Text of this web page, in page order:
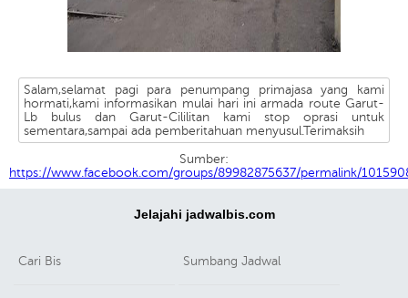
Salam,selamat pagi para penumpang primajasa yang kami
hormati,kami informasikan mulai hari ini armada route Garut-
Lb bulus dan Garut-Cililitan kami stop oprasi untuk
sementara,sampai ada pemberitahuan menyusul.Terimaksih
Sumber:
https://www.facebook.com/groups/89982875637/permalink/
Jelajahi jadwalbis.com
Cari Bis Sumbang Jadwal